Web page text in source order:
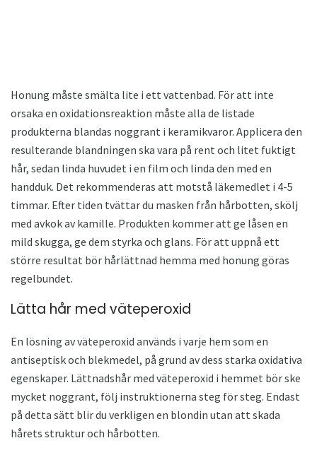
Honung måste smälta lite i ett vattenbad. För att inte
orsaka en oxidationsreaktion måste alla de listade
produkterna blandas noggrant i keramikvaror. Applicera den
resulterande blandningen ska vara på rent och litet fuktigt
hår, sedan linda huvudet i en film och linda den med en
handduk. Det rekommenderas att motstå läkemedlet i 4-5
timmar. Efter tiden tvättar du masken från hårbotten, skölj
med avkok av kamille. Produkten kommer att ge låsen en
mild skugga, ge dem styrka och glans. För att uppnå ett
större resultat bör hårlättnad hemma med honung göras
regelbundet.
Lätta hår med väteperoxid
En lösning av väteperoxid används i varje hem som en
antiseptisk och blekmedel, på grund av dess starka oxidativa
egenskaper. Lättnadshår med väteperoxid i hemmet bör ske
mycket noggrant, följ instruktionerna steg för steg. Endast
på detta sätt blir du verkligen en blondin utan att skada
hårets struktur och hårbotten.